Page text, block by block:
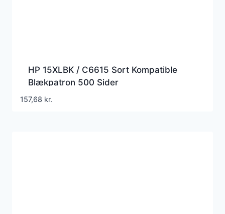
HP 15XLBK / C6615 Sort Kompatible
Blækpatron 500 Sider
157,68 kr.